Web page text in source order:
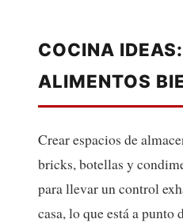
COCINA
ALIMENTOS
Crear espacios de
bricks, botellas y
para llevar un control
casa, lo que está a punto